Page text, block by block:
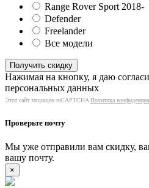
Range Rover Sport 2018-
Defender
Freelander
Все модели
Нажимая на кнопку, я даю
персональных данных
Этот сайт защищен reCAPTCHA Политика
Проверьте почту
Мы уже отправили вам скидку,
вашу почту.
×